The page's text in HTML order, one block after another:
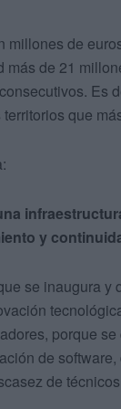
de
de 21
Es
que
y
se inaugura y
porque
de
de